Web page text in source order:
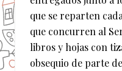
que se reparten
que concurren al
libros y hojas con
obsequio de parte